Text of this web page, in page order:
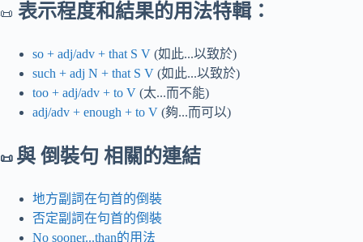
📜 表示程度和結果的用法特輯：
so + adj/adv + that S V (如此...以致於)
such + adj N + that S V (如此...以致於)
too + adj/adv + to V (太...而不能)
adj/adv + enough + to V (夠...而可以)
📜 與 倒裝句 相關的連結
地方副詞在句首的倒裝
否定副詞在句首的倒裝
No sooner...than的用法